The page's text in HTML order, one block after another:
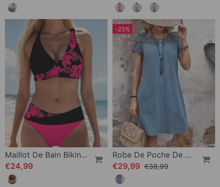
Maillot De Bain Bikini À Motif Floral
€24,99
-23%
Robe De Poche De Couleur Unie Avec Manches Courtes En Dentelle Creuse
€29,99 €38,99